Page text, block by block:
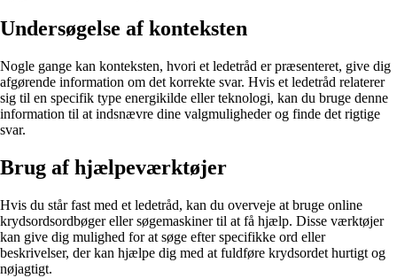
Undersøgelse af konteksten
Nogle gange kan konteksten, hvori et ledetråd er præsenteret, give dig
afgørende information om det korrekte svar. Hvis et ledetråd relaterer
sig til en specifik type energikilde eller teknologi, kan du bruge denne
information til at indsnævre dine valgmuligheder og finde det rigtige
svar.
Brug af hjælpeværktøjer
Hvis du står fast med et ledetråd, kan du overveje at bruge online
krydsordsordbøger eller søgemaskiner til at få hjælp. Disse værktøjer
kan give dig mulighed for at søge efter specifikke ord eller
beskrivelser, der kan hjælpe dig med at fuldføre krydsordet hurtigt og
nøjagtigt.